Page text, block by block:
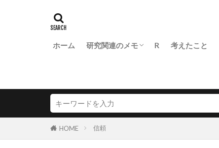
ホーム 研究関連のメモ R 考えたこと
HOME 信頼